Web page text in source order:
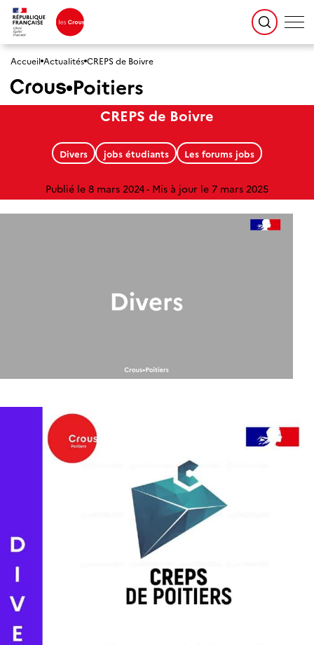
Accueil Actualités CREPS de Boivre
Poitiers
CREPS de Boivre
Divers jobs étudiants Les forums jobs
Publié le 8 mars 2024 Mis à jour le 7 mars 2025